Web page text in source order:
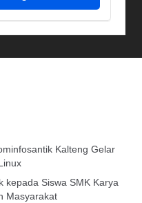
Kalteng Gelar
kepada Siswa SMK Karya
Masyarakat